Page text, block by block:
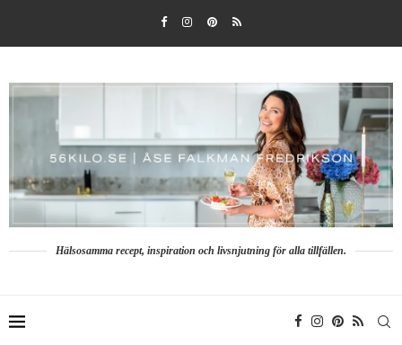
Hälsosamma recept, inspiration och livsnjutning för alla tillfällen.